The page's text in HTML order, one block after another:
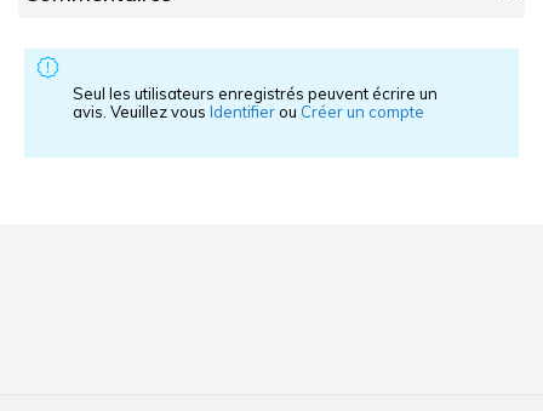
Seul les utilisateurs enregistrés peuvent écrire un
avis. Veuillez vous Identifierou Créer un compte